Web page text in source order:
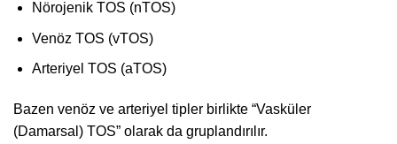
Nörojenik TOS (nTOS)
Venöz TOS (vTOS)
Arteriyel TOS (aTOS)
Bazen venöz ve arteriyel tipler birlikte “Vasküler
(Damarsal) TOS” olarak da gruplandırılır.